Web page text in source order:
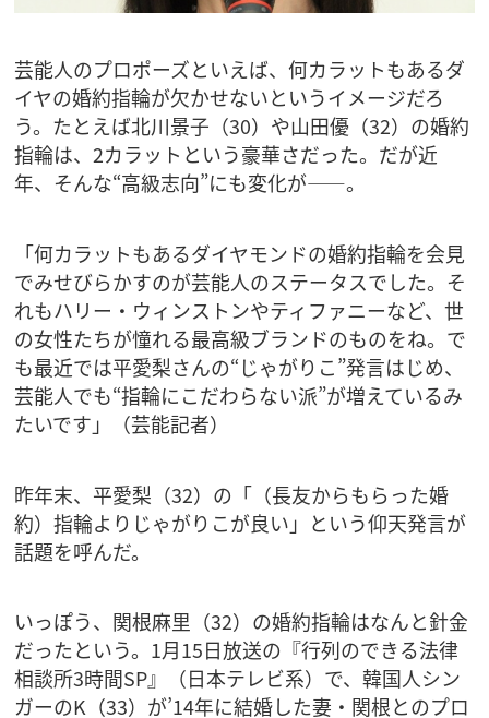
芸能人のプロポーズといえば、何カラットもあるダ
イヤの婚約指輪が欠かせないというイメージだろ
う。たとえば北川景子（30）や山田優（32）の婚約
指輪は、2カラットという豪華さだった。だが近
年、そんな“高級志向”にも変化が――。
「何カラットもあるダイヤモンドの婚約指輪を会見
でみせびらかすのが芸能人のステータスでした。そ
れもハリー・ウィンストンやティファニーなど、世
の女性たちが憧れる最高級ブランドのものをね。で
も最近では平愛梨さんの“じゃがりこ”発言はじめ、
芸能人でも“指輪にこだわらない派”が増えているみ
たいです」（芸能記者）
昨年末、平愛梨（32）の「（長友からもらった婚
約）指輪よりじゃがりこが良い」という仰天発言が
話題を呼んだ。
いっぽう、関根麻里（32）の婚約指輪はなんと針金
だったという。1月15日放送の『行列のできる法律
相談所3時間SP』（日本テレビ系）で、韓国人シン
ガーのK（33）が’14年に結婚した妻・関根とのプロ